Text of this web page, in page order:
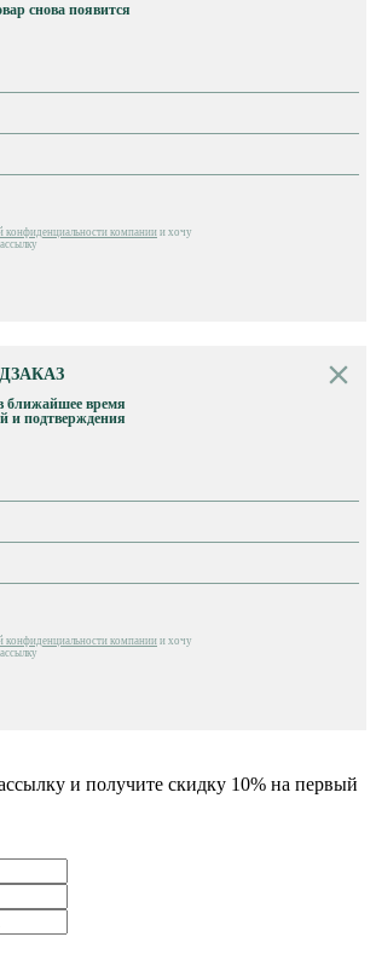
снова появится
конфиденциальности компании и хочу
ближайшее время
и подтверждения
конфиденциальности компании и хочу
и получите скидку 10% на первый